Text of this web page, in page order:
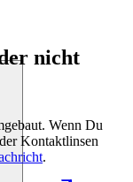
nicht
Wenn Du
Kontaktlinsen
.